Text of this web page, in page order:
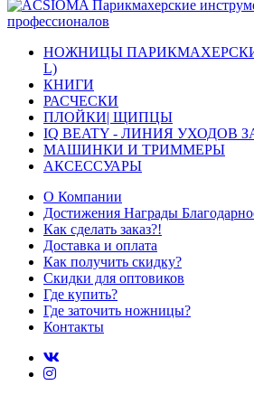
НОЖНИЦЫ ПАРИКМАХЕРСКИЕ
L)
КНИГИ
РАСЧЕСКИ
ПЛОЙКИ| ЩИПЦЫ
IQ BEATY - ЛИНИЯ УХОДОВ
МАШИНКИ И ТРИММЕРЫ
АКСЕССУАРЫ
О Компании
Достижения Награды
Как сделать заказ?!
Доставка и оплата
Как получить скидку?
Скидки для оптовиков
Где купить?
Где заточить ножницы?
Контакты